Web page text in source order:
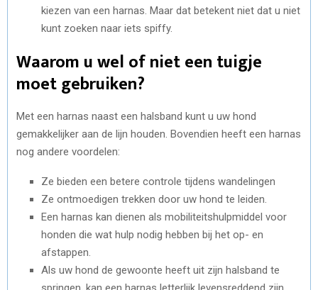
kiezen van een harnas. Maar dat betekent niet dat u niet
kunt zoeken naar iets spiffy.
Waarom u wel of niet een tuigje
moet gebruiken?
Met een harnas naast een halsband kunt u uw hond
gemakkelijker aan de lijn houden. Bovendien heeft een harnas
nog andere voordelen:
Ze bieden een betere controle tijdens wandelingen
Ze ontmoedigen trekken door uw hond te leiden.
Een harnas kan dienen als mobiliteitshulpmiddel voor
honden die wat hulp nodig hebben bij het op- en
afstappen.
Als uw hond de gewoonte heeft uit zijn halsband te